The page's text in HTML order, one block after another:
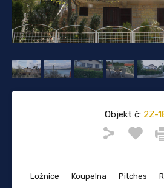
Objekt č:2Z-
Ložnice Koupelna Pitches